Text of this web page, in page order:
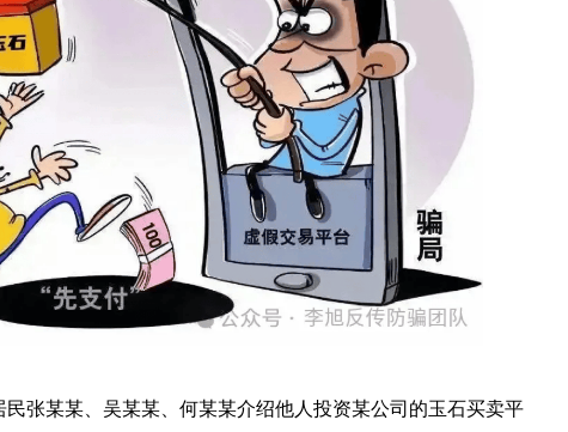
张某某、吴某某、何某某介绍他人投资某公司的玉石买卖平